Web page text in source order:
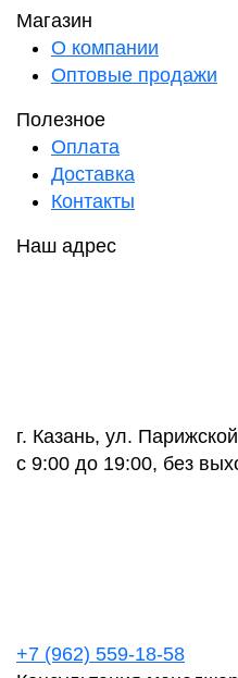
Магазин
О компании
Оптовые продажи
Полезное
Оплата
Доставка
Контакты
Наш адрес
г. Казань, ул.
с 9:00 до 19:00, без
+7 (962) 559-18-58